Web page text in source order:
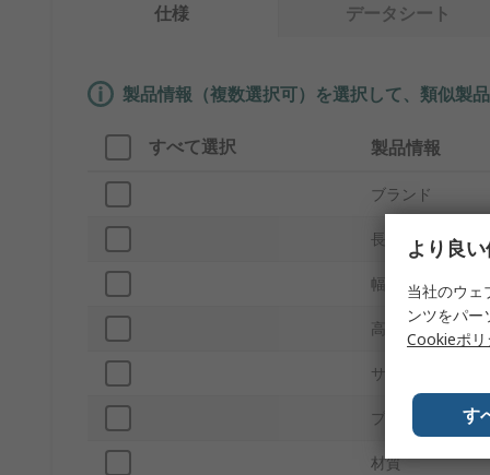
仕様 データシート
製品情報（複数選択可）を選択して、類似製
すべて選択 製品情報
ブランド
長さ
幅
高さ
サブタイプ
プロダクトタイ
材質
より良
当社のウェ
ンツをパ
Cookieポリ
す